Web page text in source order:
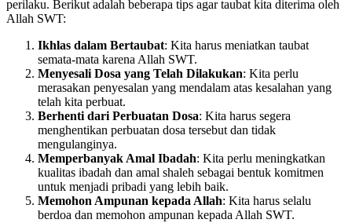
perilaku. Berikut adalah beberapa tips agar taubat kita diterima oleh
Allah SWT:
Ikhlas dalam Bertaubat: Kita harus meniatkan taubat
semata-mata karena Allah SWT.
Menyesali Dosa yang Telah Dilakukan: Kita perlu
merasakan penyesalan yang mendalam atas kesalahan yang
telah kita perbuat.
Berhenti dari Perbuatan Dosa: Kita harus segera
menghentikan perbuatan dosa tersebut dan tidak
mengulanginya.
Memperbanyak Amal Ibadah: Kita perlu meningkatkan
kualitas ibadah dan amal shaleh sebagai bentuk komitmen
untuk menjadi pribadi yang lebih baik.
Memohon Ampunan kepada Allah: Kita harus selalu
berdoa dan memohon ampunan kepada Allah SWT.